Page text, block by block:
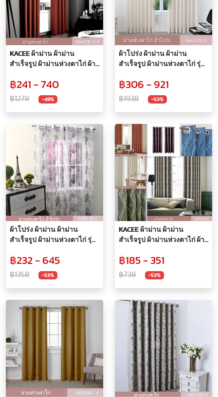
KACEE ผ้าม่าน ผ้าม่าน
สำเร็จรูป ผ้าม่านห่วงตาไก่ ผ้า
ม่านเนื้อหนาไม่อมฝุ่น รุ่น
AMAZE 3 (1 ผืน)
฿241 - 740
฿1278 -49%
ผ้าโปร่ง ผ้าม่าน ผ้าม่าน
สำเร็จรูป ผ้าม่านห่วงตาไก่ รุ่น
฿306 - 921
฿1938 -53%
ผ้าโปร่ง ผ้าม่าน ผ้าม่าน
สำเร็จรูป ผ้าม่านห่วงตาไก่ รุ่น
฿232 - 645
฿1358 -53%
KACEE ผ้าม่าน ผ้าม่าน
สำเร็จรูป ผ้าม่านห่วงตาไก่ ผ้า
฿185 - 351
฿738 -53%